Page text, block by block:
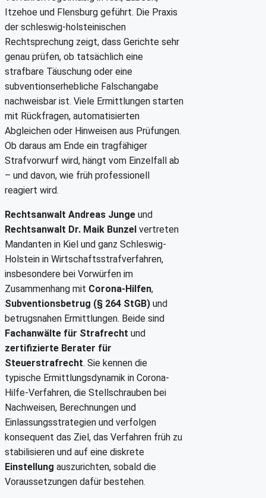
Itzehoe und Flensburg geführt. Die Praxis
der schleswig-holsteinischen
Rechtsprechung zeigt, dass Gerichte sehr
genau prüfen, ob tatsächlich eine
strafbare Täuschung oder eine
subventionserhebliche Falschangabe
nachweisbar ist. Viele Ermittlungen starten
mit Rückfragen, automatisierten
Abgleichen oder Hinweisen aus Prüfungen.
Ob daraus am Ende ein tragfähiger
Strafvorwurf wird, hängt vom Einzelfall ab
– und davon, wie früh professionell
reagiert wird.
Rechtsanwalt Andreas Junge und
Rechtsanwalt Dr. Maik Bunzel vertreten
Mandanten in Kiel und ganz Schleswig-
Holstein in Wirtschaftsstrafverfahren,
insbesondere bei Vorwürfen im
Zusammenhang mit Corona-Hilfen,
Subventionsbetrug (§ 264 StGB) und
betrugsnahen Ermittlungen. Beide sind
Fachanwälte für Strafrecht und
zertifizierte Berater für
Steuerstrafrecht. Sie kennen die
typische Ermittlungsdynamik in Corona-
Hilfe-Verfahren, die Stellschrauben bei
Nachweisen, Berechnungen und
Einlassungsstrategien und verfolgen
konsequent das Ziel, das Verfahren früh zu
stabilisieren und auf eine diskrete
Einstellung auszurichten, sobald die
Voraussetzungen dafür bestehen.